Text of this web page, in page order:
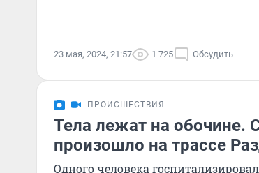
23 мая, 2024, 21:57 1 725 Обсудить
ПРОИСШЕСТВИЯ
Тела лежат на обочине.
произошло на трассе
Одного человека